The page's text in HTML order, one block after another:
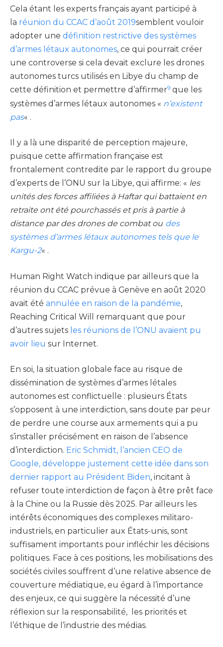
Cela étant les experts français ayant participé à
la réunion du CCAC d’août 2019semblent vouloir
adopter une définition restrictive des systèmes
d’armes létaux autonomes, ce qui pourrait créer
une controverse si cela devait exclure les drones
autonomes turcs utilisés en Libye du champ de
cette définition et permettre d’affirmer9 que les
systèmes d’armes létaux autonomes « n’existent
pas« .
Il y a là une disparité de perception majeure,
puisque cette affirmation française est
frontalement contredite par le rapport du groupe
d’experts de l’ONU sur la Libye, qui affirme: « les
unités des forces affiliées à Haftar qui battaient en
retraite ont été pourchassés et pris à partie à
distance par des drones de combat ou des
systèmes d’armes létaux autonomes tels que le
Kargu-2« .
Human Right Watch indique par ailleurs que la
réunion du CCAC prévue à Genève en août 2020
avait été annulée en raison de la pandémie,
Reaching Critical Will remarquant que pour
d’autres sujets les réunions de l’ONU avaient pu
avoir lieu sur Internet.
En soi, la situation globale face au risque de
dissémination de systèmes d’armes létales
autonomes est conflictuelle : plusieurs États
s’opposent à une interdiction, sans doute par peur
de perdre une course aux armements qui a pu
s’installer précisément en raison de l’absence
d’interdiction. Eric Schmidt, l’ancien CEO de
Google, développe justement cette idée dans son
dernier rapport au Président Biden, incitant à
refuser toute interdiction de façon à être prêt face
à la Chine ou la Russie dès 2025. Par ailleurs les
intérêts économiques des complexes militaro-
industriels, en particulier aux États-unis, sont
suffisament importants pour infléchir les décisions
politiques. Face à ces positions, les mobilisations des
sociétés civiles souffrent d’une relative absence de
couverture médiatique, eu égard à l’importance
des enjeux, ce qui suggère la nécessité d’une
réflexion sur la responsabilité, les priorités et
l’éthique de l’industrie des médias.